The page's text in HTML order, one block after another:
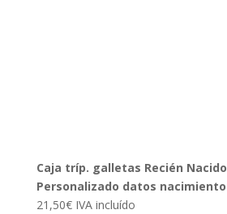
Caja tríp. galletas Recién Nacido
Personalizado datos nacimiento
21,50€ IVA incluído